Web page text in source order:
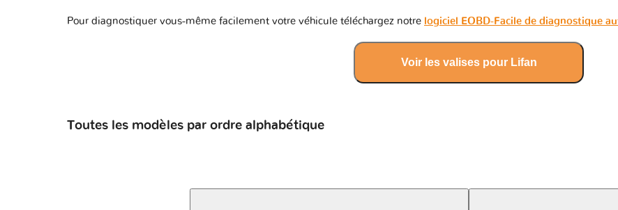
Pour diagnostiquer vous-même facilement votre véhicule téléchargez notre logiciel EOBD-Facile de diagnostique
Voir les valises pour Lifan
Toutes les modèles par ordre alphabétique